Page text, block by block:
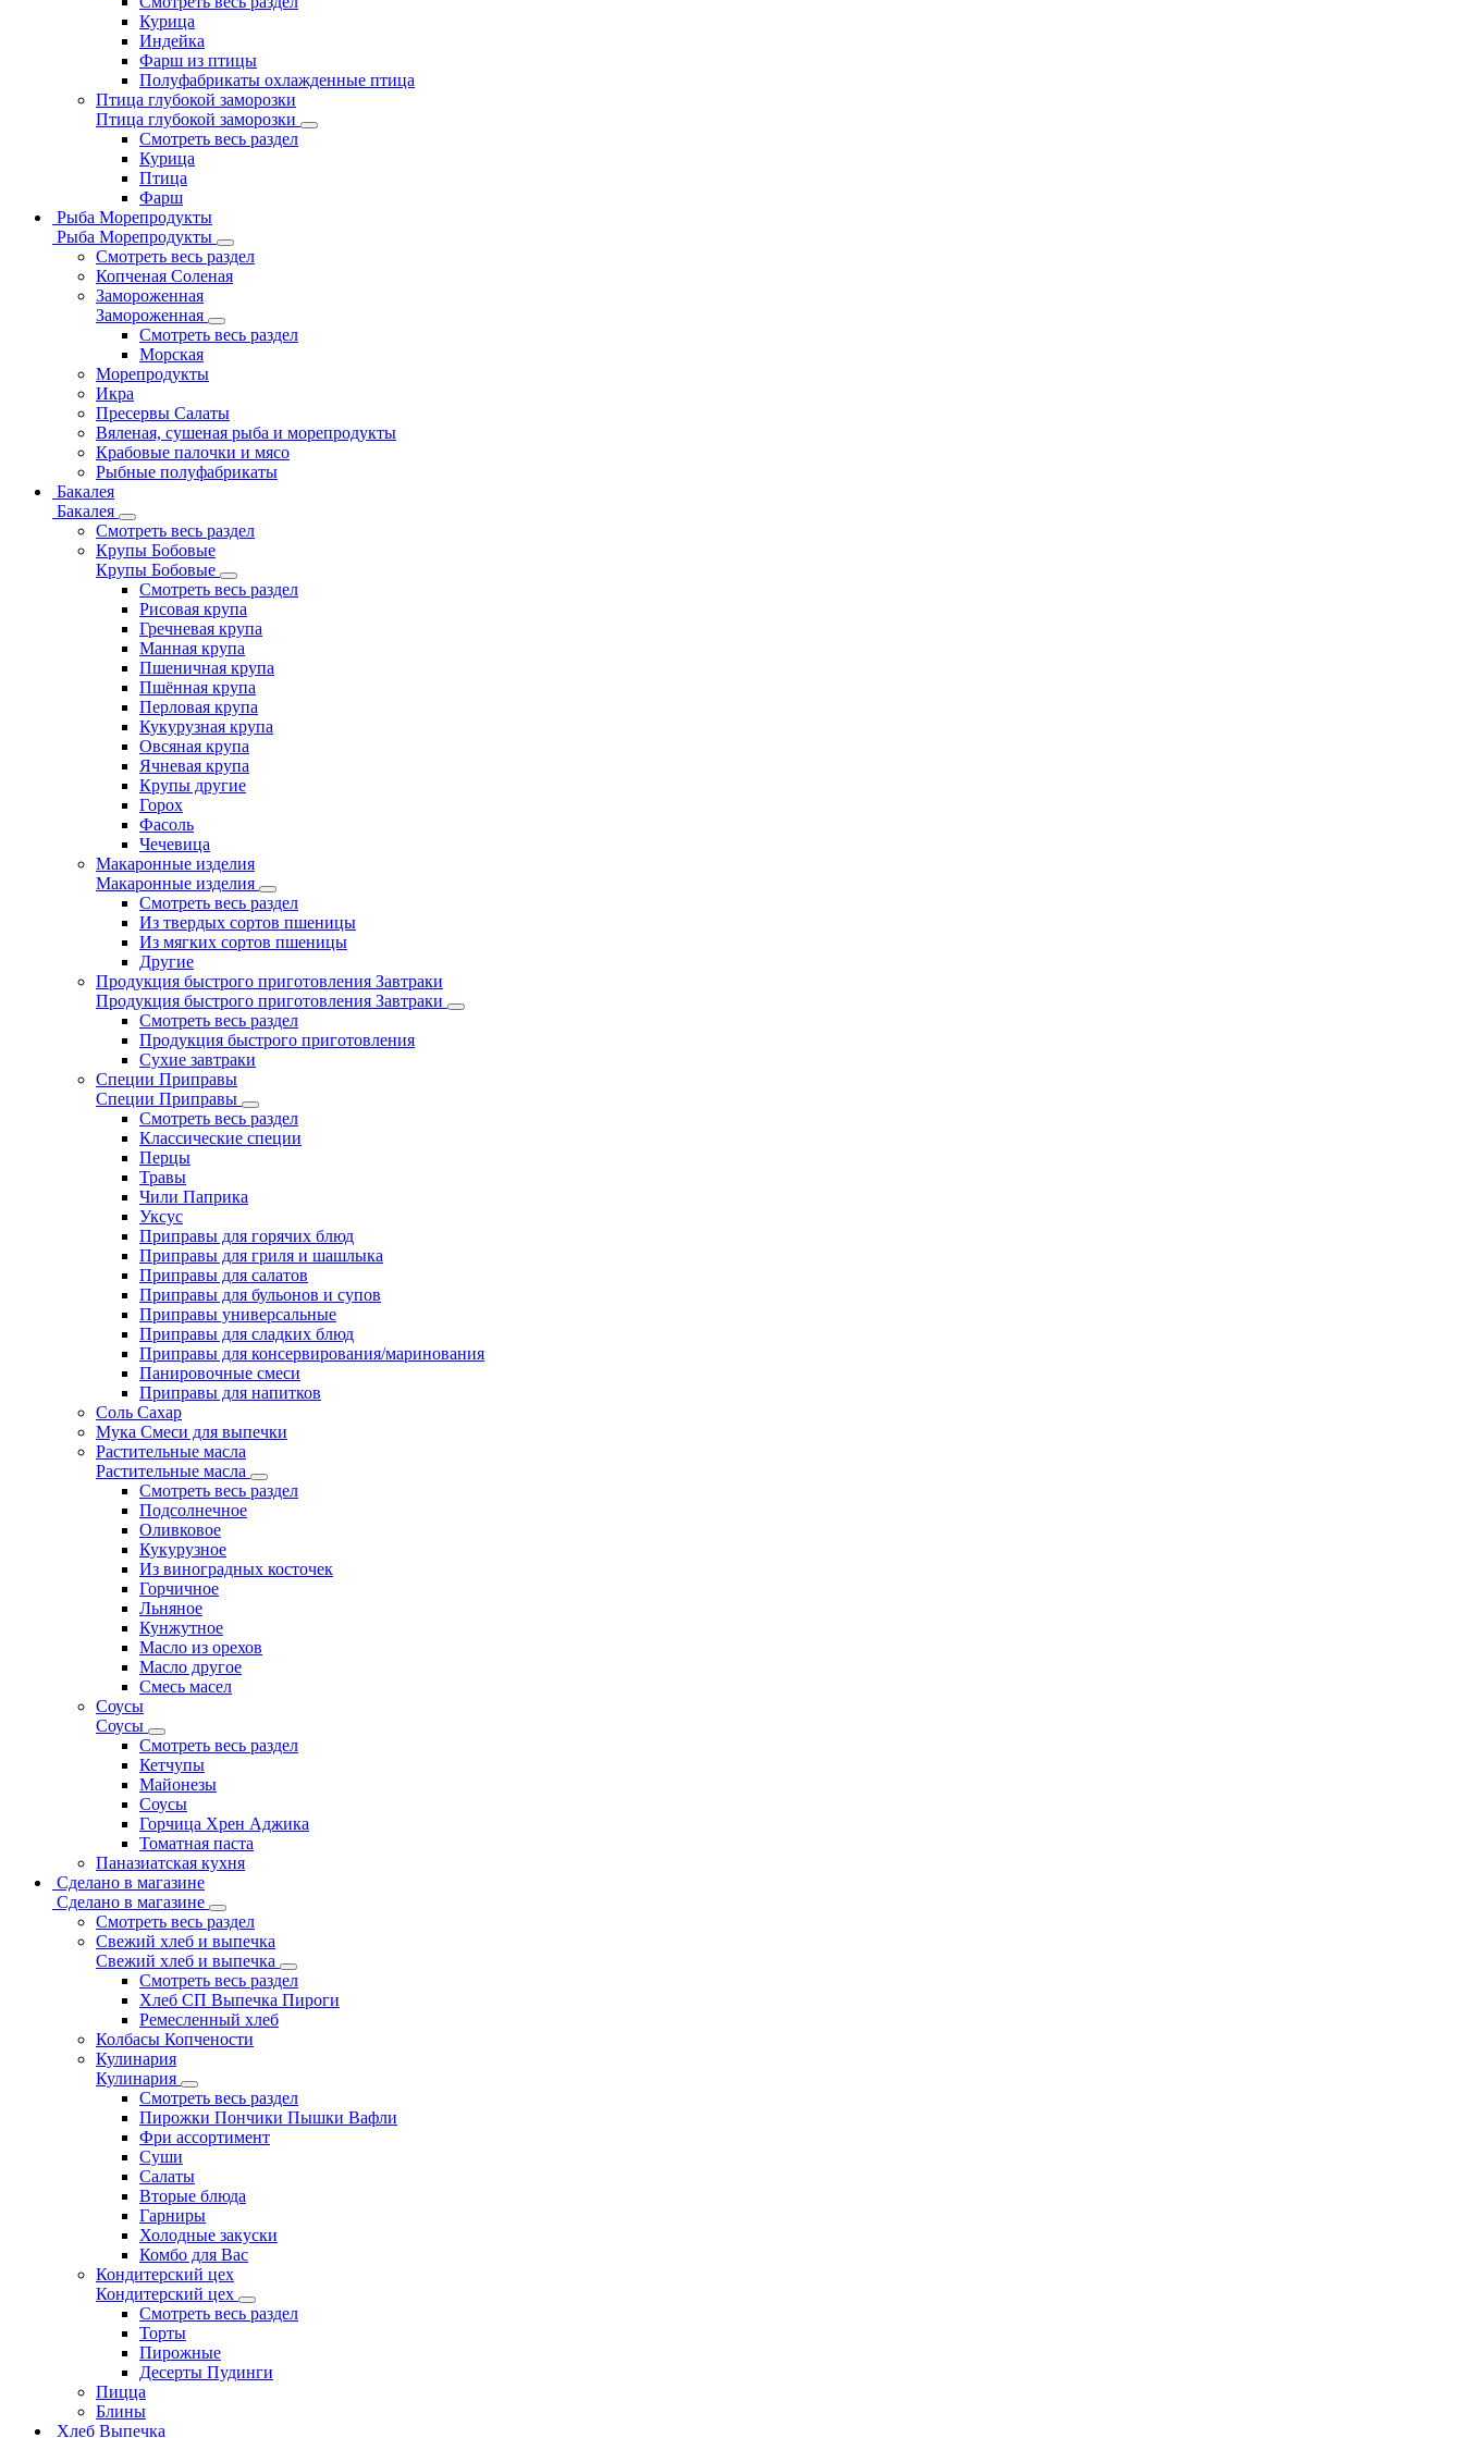
Курица
Индейка
Фарш из птицы
Полуфабрикаты охлажденные птица
Птица глубокой заморозки
Птица глубокой заморозки
Смотреть весь раздел
Курица
Птица
Фарш
Рыба Морепродукты
Рыба Морепродукты
Смотреть весь раздел
Копченая Соленая
Замороженная
Замороженная
Смотреть весь раздел
Морская
Морепродукты
Икра
Пресервы Салаты
Вяленая, сушеная рыба и морепродукты
Крабовые палочки и мясо
Рыбные полуфабрикаты
Бакалея
Бакалея
Смотреть весь раздел
Крупы Бобовые
Крупы Бобовые
Смотреть весь раздел
Рисовая крупа
Гречневая крупа
Манная крупа
Пшеничная крупа
Пшённая крупа
Перловая крупа
Кукурузная крупа
Овсяная крупа
Ячневая крупа
Крупы другие
Горох
Фасоль
Чечевица
Макаронные изделия
Макаронные изделия
Смотреть весь раздел
Из твердых сортов пшеницы
Из мягких сортов пшеницы
Другие
Продукция быстрого приготовления Завтраки
Продукция быстрого приготовления Завтраки
Смотреть весь раздел
Продукция быстрого приготовления
Сухие завтраки
Специи Приправы
Специи Приправы
Смотреть весь раздел
Классические специи
Перцы
Травы
Чили Паприка
Уксус
Приправы для горячих блюд
Приправы для гриля и шашлыка
Приправы для салатов
Приправы для бульонов и супов
Приправы универсальные
Приправы для сладких блюд
Приправы для консервирования/маринования
Панировочные смеси
Приправы для напитков
Соль Сахар
Мука Смеси для выпечки
Растительные масла
Растительные масла
Смотреть весь раздел
Подсолнечное
Оливковое
Кукурузное
Из виноградных косточек
Горчичное
Льняное
Кунжутное
Масло из орехов
Масло другое
Смесь масел
Соусы
Соусы
Смотреть весь раздел
Кетчупы
Майонезы
Соусы
Горчица Хрен Аджика
Томатная паста
Паназиатская кухня
Сделано в магазине
Сделано в магазине
Смотреть весь раздел
Свежий хлеб и выпечка
Свежий хлеб и выпечка
Смотреть весь раздел
Хлеб СП Выпечка Пироги
Ремесленный хлеб
Колбасы Копчености
Кулинария
Кулинария
Смотреть весь раздел
Пирожки Пончики Пышки Вафли
Фри ассортимент
Суши
Салаты
Вторые блюда
Гарниры
Холодные закуски
Комбо для Вас
Кондитерский цех
Кондитерский цех
Смотреть весь раздел
Торты
Пирожные
Десерты Пудинги
Пицца
Блины
Хлеб Выпечка